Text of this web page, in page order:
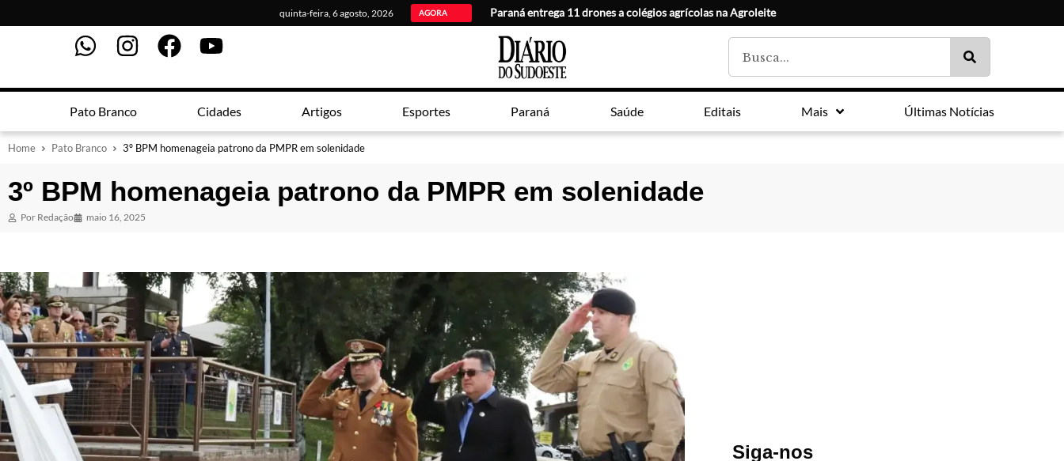
quinta-feira, 6 agosto, 2026 AGORA Paraná entrega 11 drones a colégios agrícolas na Agroleite
Pato Branco Cidades Artigos Esportes Paraná Saúde Editais Mais Últimas Notícias
Home Pato Branco 3º BPM homenageia patrono da PMPR em solenidade
3º BPM homenageia patrono da PMPR em solenidade
Por Redação maio 16, 2025
Siga-nos